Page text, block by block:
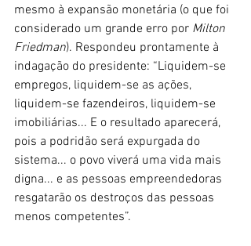
mesmo à expansão monetária (o que foi
considerado um grande erro por Milton
Friedman). Respondeu prontamente à
indagação do presidente: “Liquidem-se
empregos, liquidem-se as ações,
liquidem-se fazendeiros, liquidem-se
imobiliárias... E o resultado aparecerá,
pois a podridão será expurgada do
sistema... o povo viverá uma vida mais
digna... e as pessoas empreendedoras
resgatarão os destroços das pessoas
menos competentes”.